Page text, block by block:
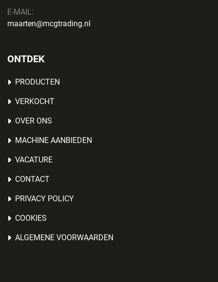
E-MAIL:
maarten@mcgtrading.nl
ONTDEK
PRODUCTEN
VERKOCHT
OVER ONS
MACHINE AANBIEDEN
VACATURE
CONTACT
PRIVACY POLICY
COOKIES
ALGEMENE VOORWAARDEN